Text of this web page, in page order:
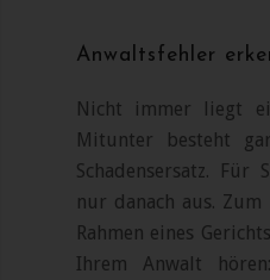
Anwaltsfehler
Nicht immer liegt
Mitunter besteht
Schadensersatz.
nur danach aus.
Rahmen eines
Ihrem Anwalt